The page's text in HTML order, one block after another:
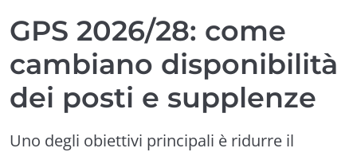
GPS 2026/28: come
cambiano disponibilità
dei posti e supplenze
Uno degli obiettivi principali è ridurre il